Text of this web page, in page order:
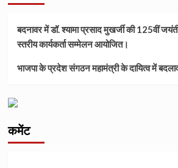
बदनावर में डॉ. श्यामा प्रसाद मुखर्जी की 125वीं
स्तरीय कार्यकर्ता सम्मेलन आयोजित।
भाजपा के प्रदेश संगठन महामंत्री के दायित्व में बदलाव,
कमेंट